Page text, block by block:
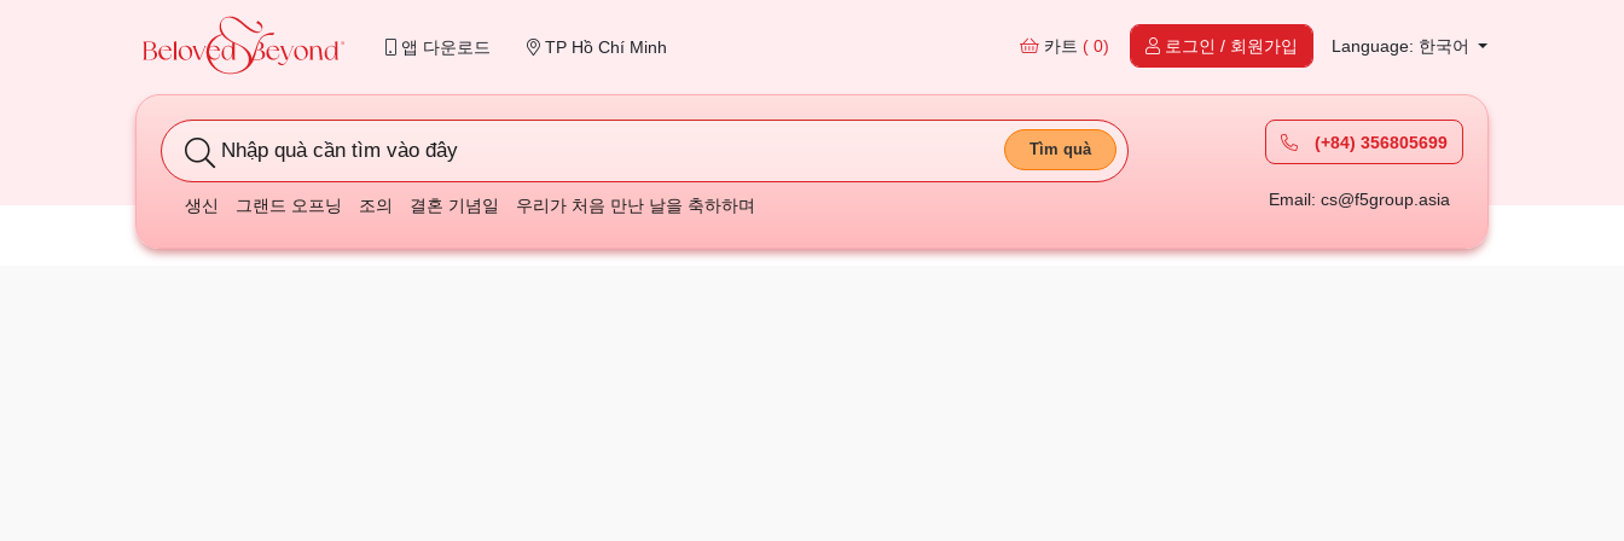
앱 다운로드 TP Hồ Chí Minh 카트 ( 0) 로그인 / 회원가입 Language: 한국어
Nhập quà cần tìm vào đây Tìm quà
생신 그랜드 오프닝 조의 결혼 기념일 우리가 처음 만난 날을 축하하며
(+84) 356805699
Email: cs@f5group.asia